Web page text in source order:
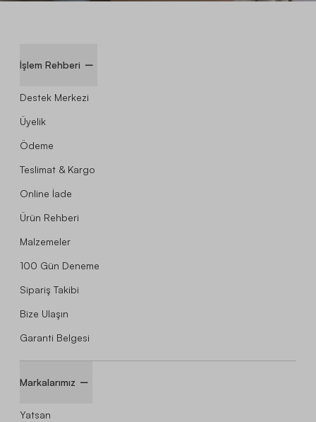
İşlem Rehberi
Destek Merkezi
Üyelik
Ödeme
Teslimat & Kargo
Online İade
Ürün Rehberi
Malzemeler
100 Gün Deneme
Sipariş Takibi
Bize Ulaşın
Garanti Belgesi
Markalarımız
Yatsan